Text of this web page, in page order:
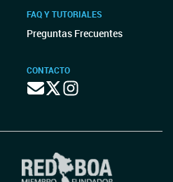
FAQ Y TUTORIALES
Preguntas Frecuentes
CONTACTO